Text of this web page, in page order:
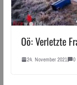
Oö: Verletzte
24. November 2021 0